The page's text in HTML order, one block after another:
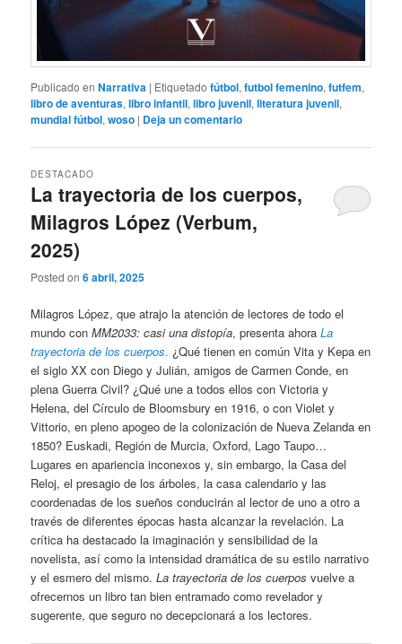
Publicado en Narrativa | Etiquetado fútbol,futbol femenino,futfem,
libro de aventuras,libro infantil,libro juvenil,literatura juvenil,
mundial fútbol,woso | Deja un comentario
La trayectoria de los cuerpos,
Milagros López (Verbum,
2025)
DESTACADO
Posted on6 abril, 2025
Milagros López, que atrajo la atención de lectores de todo el
mundo conMM2033: casi una distopía, presenta ahora La
trayectoria de los cuerpos. ¿Qué tienen en común Vita y Kepa en
el siglo XX con Diego y Julián, amigos de Carmen Conde, en
plena Guerra Civil? ¿Qué une a todos ellos con Victoria y
Helena, del Círculo de Bloomsbury en 1916, o con Violet y
Vittorio, en pleno apogeo de la colonización de Nueva Zelanda en
1850? Euskadi, Región de Murcia, Oxford, Lago Taupo…
Lugares en apariencia inconexos y, sin embargo, la Casa del
Reloj, el presagio de los árboles, la casa calendario y las
coordenadas de los sueños conducirán al lector de uno a otro a
través de diferentes épocas hasta alcanzar la revelación. La
crítica ha destacado la imaginación y sensibilidad de la
novelista, así como la intensidad dramática de su estilo narrativo
y el esmero del mismo.La trayectoria de los cuerpos vuelve a
ofrecernos un libro tan bien entramado como revelador y
sugerente, que seguro no decepcionará a los lectores.